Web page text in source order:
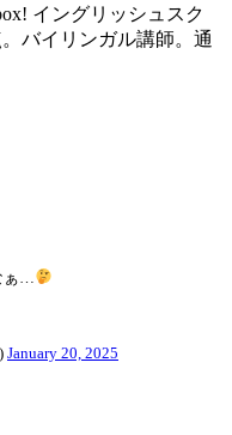
イングリッシュスク
バイリンガル講師。通
…
January 20, 2025